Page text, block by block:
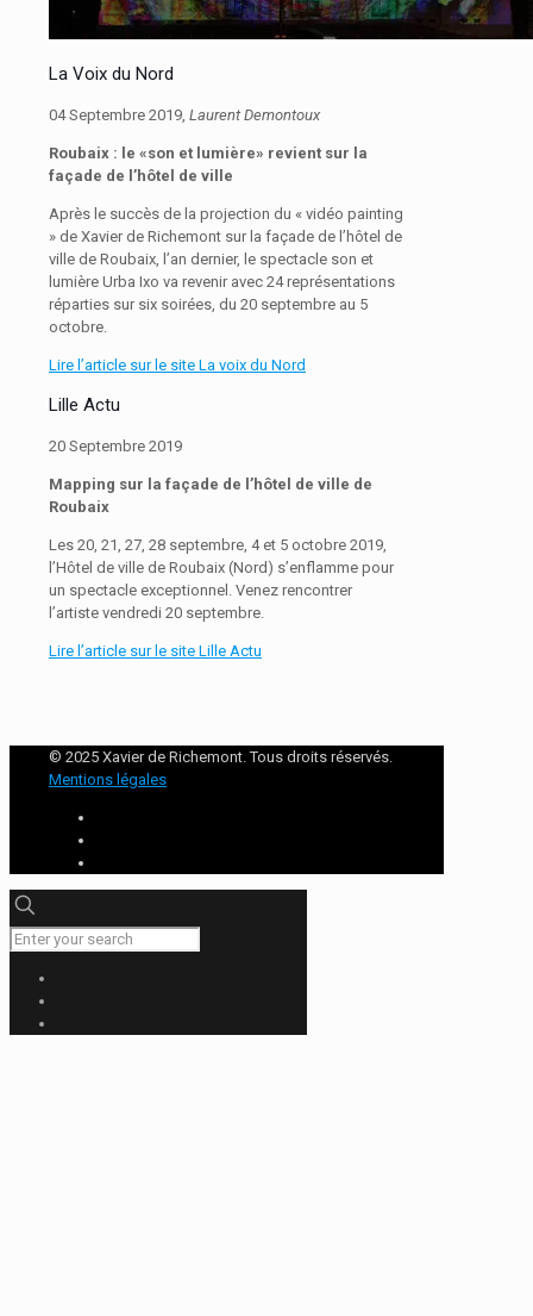
La Voix du Nord
04 Septembre 2019, Laurent Demontoux
Roubaix : le «son et lumière» revient sur la
façade de l’hôtel de ville
Après le succès de la projection du « vidéo painting
» de Xavier de Richemont sur la façade de l’hôtel de
ville de Roubaix, l’an dernier, le spectacle son et
lumière Urba Ixo va revenir avec 24 représentations
réparties sur six soirées, du 20 septembre au 5
octobre.
Lire l’article sur le site La voix du Nord
Lille Actu
20 Septembre 2019
Mapping sur la façade de l’hôtel de ville de
Roubaix
Les 20, 21, 27, 28 septembre, 4 et 5 octobre 2019,
l’Hôtel de ville de Roubaix (Nord) s’enflamme pour
un spectacle exceptionnel. Venez rencontrer
l’artiste vendredi 20 septembre.
Lire l’article sur le site Lille Actu
© 2025 Xavier de Richemont. Tous droits réservés.
Mentions légales